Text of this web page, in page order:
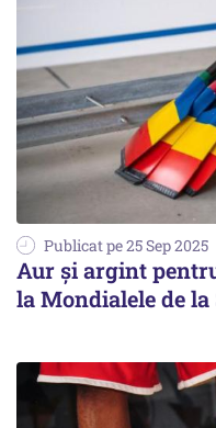
Publicat pe 25 Sep 2025
Aur și argint
la Mondialele de